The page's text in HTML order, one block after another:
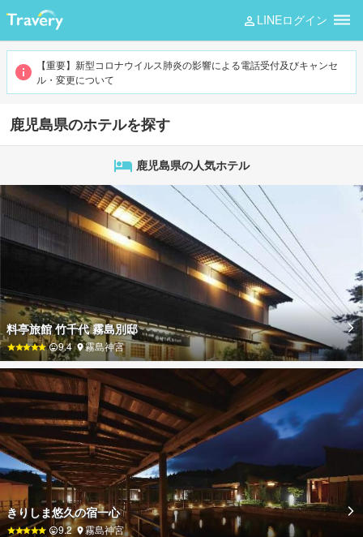
LINEログイン
【重要】新型コロナウイルス肺炎の影響による電話受付及びキャンセ
ル・変更について
鹿児島県のホテルを探す
鹿児島県の人気ホテル
料亭旅館 竹千代 霧島別邸
9.4 霧島神宮
きりしま悠久の宿一心
9.2 霧島神宮